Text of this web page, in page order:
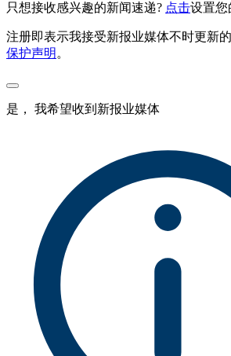
只想接收感兴趣的新闻速递? 点击设置您
注册即表示我接受新报业媒体不时更新的
保护声明。
是， 我希望收到新报业媒体